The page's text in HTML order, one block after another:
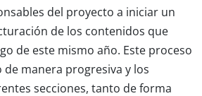
del proyecto a iniciar un
de los contenidos que
de este mismo año. Este proceso
manera progresiva y los
secciones, tanto de forma